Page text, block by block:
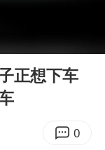
日本广岛民众举行游行反对政府行径
人被拘留
正想下车
0